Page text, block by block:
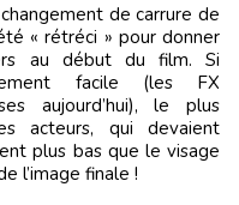
de carrure de
« rétréci » pour donner
au début du film. Si
facile (les FX
aujourd’hui), le plus
acteurs, qui devaient
plus bas que le visage
l’image finale !